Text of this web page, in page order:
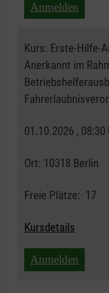
Anmelden
Kurs: Erste-Hilfe-
Anerkannt im
01.10.2026 , 08:30
Ort: 10318 Berlin
Freie Plätze: 17
Kursdetails
Anmelden